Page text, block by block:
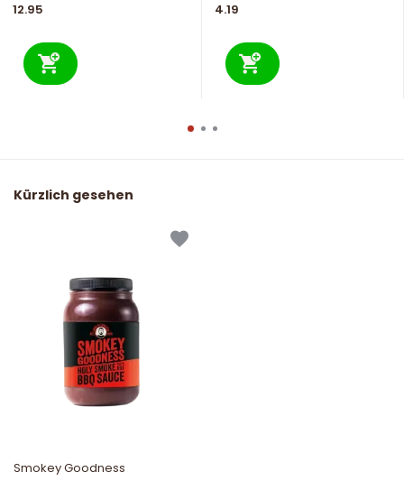
12.95
4.19
Kürzlich gesehen
Smokey Goodness